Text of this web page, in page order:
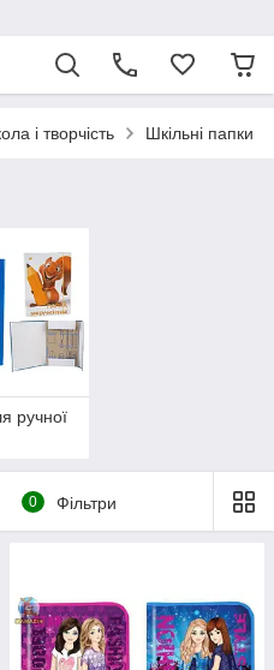
і творчість Шкільні папки
ручної
0 Фільтри